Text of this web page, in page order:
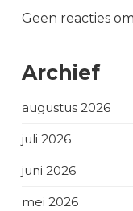
Geen reacties
Archief
augustus 2026
juli 2026
juni 2026
mei 2026